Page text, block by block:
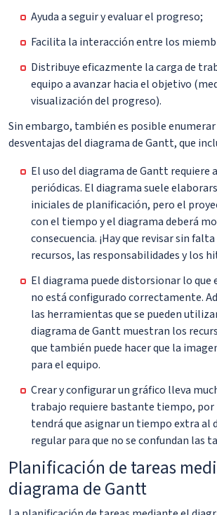
Ayuda a seguir y evaluar el progreso;
Facilita la interacción entre los
Distribuye eficazmente la carga de
equipo a avanzar hacia el objetivo
visualización del progreso).
Sin embargo, también es posible
desventajas del diagrama de Gantt, que
El uso del diagrama de Gantt requiere
periódicas. El diagrama suele
iniciales de planificación, pero el
con el tiempo y el diagrama deberá
consecuencia. ¡Hay que revisar sin
recursos, las responsabilidades y los
El diagrama puede distorsionar lo que
no está configurado correctamente.
las herramientas que se pueden
diagrama de Gantt muestran los
que también puede hacer que la
para el equipo.
Crear y configurar un gráfico lleva
trabajo requiere bastante tiempo, por
tendrá que asignar un tiempo extra al
regular para que no se confundan las
Planificación de tareas
diagrama de Gantt